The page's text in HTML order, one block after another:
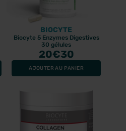
BIOCYTE
Biocyte 5 Enzymes Digestives
30 gélules
20€30
AJOUTER AU PANIER